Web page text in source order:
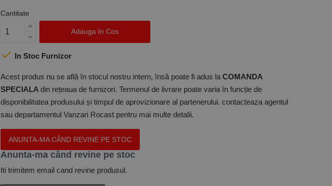
Cantitate
Adauga In Cos
 In Stoc Furnizor
Acest produs nu se află în stocul nostru intern, însă poate fi adus la COMANDA
SPECIALA din rețeaua de furnizori. Termenul de livrare poate varia în funcție de
disponibilitatea produsului și timpul de aprovizionare al partenerului. contacteaza agentul
sau departamentul Vanzari Rocast pentru mai multe detalii.
ANUNTA-MA CÂND REVINE PE STOC
Anunta-ma când revine pe stoc
Iti trimitem email cand revine produsul.